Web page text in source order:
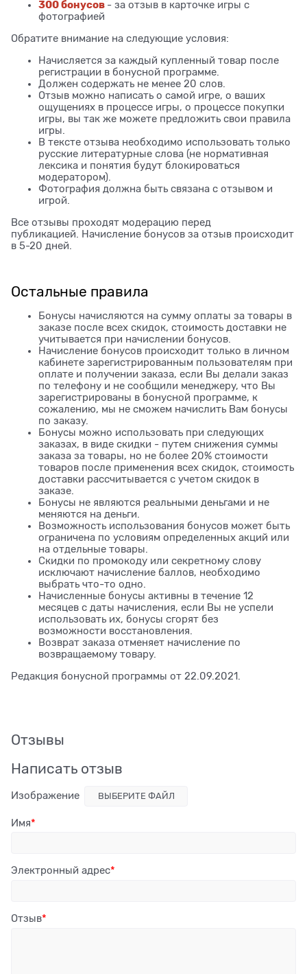
300 бонусов - за отзыв в карточке игры с
фотографией
Обратите внимание на следующие условия:
Начисляется за каждый купленный товар после
регистрации в бонусной программе.
Должен содержать не менее 20 слов.
Отзыв можно написать о самой игре, о ваших
ощущениях в процессе игры, о процессе покупки
игры, вы так же можете предложить свои правила
игры.
В тексте отзыва необходимо использовать только
русские литературные слова (не нормативная
лексика и понятия будут блокироваться
модератором).
Фотография должна быть связана с отзывом и
игрой.
Все отзывы проходят модерацию перед
публикацией. Начисление бонусов за отзыв происходит
в 5-20 дней.
Остальные правила
Бонусы начисляются на сумму оплаты за товары в
заказе после всех скидок, стоимость доставки не
учитывается при начислении бонусов.
Начисление бонусов происходит только в личном
кабинете зарегистрированным пользователям при
оплате и получении заказа, если Вы делали заказ
по телефону и не сообщили менеджеру, что Вы
зарегистрированы в бонусной программе, к
сожалению, мы не сможем начислить Вам бонусы
по заказу.
Бонусы можно использовать при следующих
заказах, в виде скидки - путем снижения суммы
заказа за товары, но не более 20% стоимости
товаров после применения всех скидок, стоимость
доставки рассчитывается с учетом скидок в
заказе.
Бонусы не являются реальными деньгами и не
меняются на деньги.
Возможность использования бонусов может быть
ограничена по условиям определенных акций или
на отдельные товары.
Скидки по промокоду или секретному слову
исключают начисление баллов, необходимо
выбрать что-то одно.
Начисленные бонусы активны в течение 12
месяцев с даты начисления, если Вы не успели
использовать их, бонусы сгорят без
возможности восстановления.
Возврат заказа отменяет начисление по
возвращаемому товару.
Редакция бонусной программы от 22.09.2021.
Отзывы
Написать отзыв
Изображение ВЫБЕРИТЕ ФАЙЛ
Имя
Электронный адрес
Отзыв